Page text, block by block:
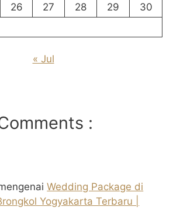
26 27 28 29
30
« Jul
:
Wedding Package di
Yogyakarta Terbaru |